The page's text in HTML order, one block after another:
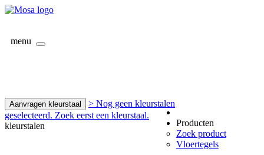
menu
Aanvragen kleurstaal
> Nog geen kleurstalen
geselecteerd. Zoek eerst een kleurstaal.
kleurstalen
Producten
Zoek product
Vloertegels